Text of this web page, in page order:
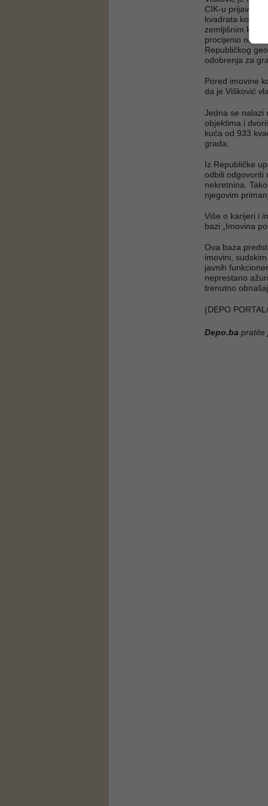
CIK-u prijavio
kvadrata koje je
zemljišnim
procijenio na
Republičkog
odobrenja za
Pored imovine
da je Višković
Jedna se nalazi
objektima i
kuća od 933
grada.
Iz Republičke
odbili odgovoriti
nekretnina.
njegovim
Više o karijeri i
bazi „Imovina
Ova baza
imovini,
javnih
neprestano
trenutno
(DEPO
Depo.ba pratite